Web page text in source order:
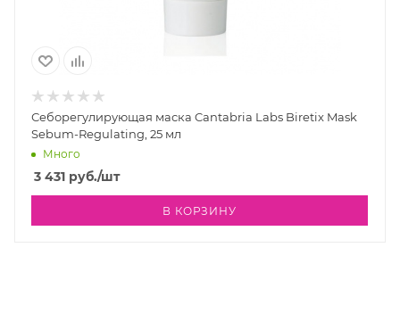
Себорегулирующая маска Cantabria Labs Biretix Mask
Sebum-Regulating, 25 мл
Много
3 431 руб./шт
В КОРЗИНУ